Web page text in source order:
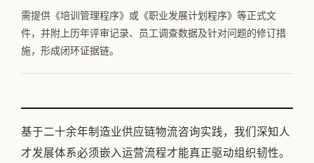
需提供《培训管理程序》或《职业发展计划程序》等正式文
件，并附上历年评审记录、员工调查数据及针对问题的修订措
施，形成闭环证据链。
基于二十余年制造业供应链物流咨询实践，我们深知人
才发展体系必须嵌入运营流程才能真正驱动组织韧性。